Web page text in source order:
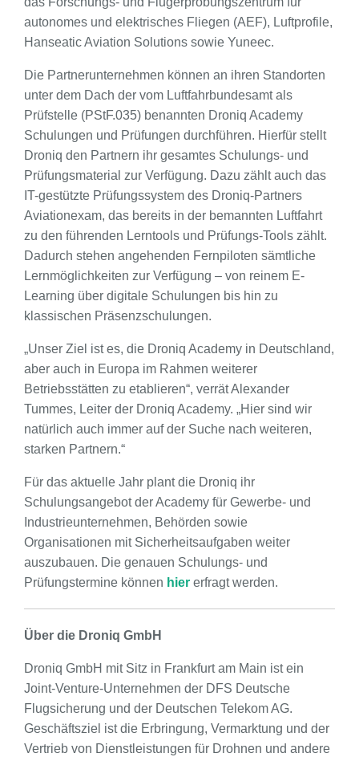
autonomes und elektrisches Fliegen (AEF), Luftprofile,
Hanseatic Aviation Solutions sowie Yuneec.
Die Partnerunternehmen können an ihren Standorten
unter dem Dach der vom Luftfahrbundesamt als
Prüfstelle (PStF.035) benannten Droniq Academy
Schulungen und Prüfungen durchführen. Hierfür stellt
Droniq den Partnern ihr gesamtes Schulungs- und
Prüfungsmaterial zur Verfügung. Dazu zählt auch das
IT-gestützte Prüfungssystem des Droniq-Partners
Aviationexam, das bereits in der bemannten Luftfahrt
zu den führenden Lerntools und Prüfungs-Tools zählt.
Dadurch stehen angehenden Fernpiloten sämtliche
Lernmöglichkeiten zur Verfügung – von reinem E-
Learning über digitale Schulungen bis hin zu
klassischen Präsenzschulungen.
„Unser Ziel ist es, die Droniq Academy in Deutschland,
aber auch in Europa im Rahmen weiterer
Betriebsstätten zu etablieren“, verrät Alexander
Tummes, Leiter der Droniq Academy. „Hier sind wir
natürlich auch immer auf der Suche nach weiteren,
starken Partnern.“
Für das aktuelle Jahr plant die Droniq ihr
Schulungsangebot der Academy für Gewerbe- und
Industrieunternehmen, Behörden sowie
Organisationen mit Sicherheitsaufgaben weiter
auszubauen. Die genauen Schulungs- und
Prüfungstermine können hier erfragt werden.
Über die Droniq GmbH
Droniq GmbH mit Sitz in Frankfurt am Main ist ein
Joint-Venture-Unternehmen der DFS Deutsche
Flugsicherung und der Deutschen Telekom AG.
Geschäftsziel ist die Erbringung, Vermarktung und der
Vertrieb von Dienstleistungen für Drohnen und andere